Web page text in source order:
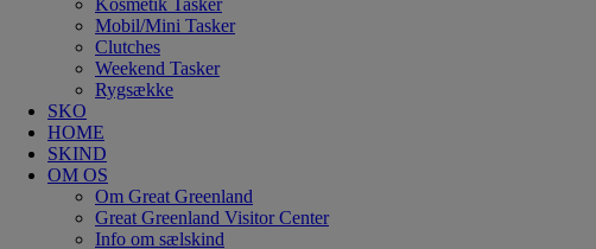
Kosmetik Tasker
Mobil/Mini Tasker
Clutches
Weekend Tasker
Rygsække
SKO
HOME
SKIND
OM OS
Om Great Greenland
Great Greenland Visitor Center
Info om sælskind